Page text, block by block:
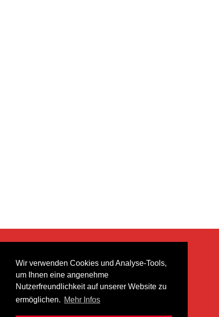
Wir verwenden Cookies und Analyse-Tools,
um Ihnen eine angenehme
Nutzerfreundlichkeit auf unserer Website zu
ermöglichen. Mehr Infos
heer musik ag
Lättenstrasse 35
8952 Schlieren
info@heermusic.com